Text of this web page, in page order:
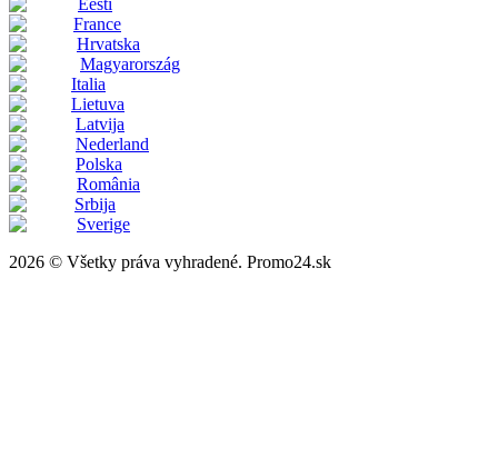
France
Hrvatska
Magyarország
Italia
Lietuva
Latvija
Nederland
Polska
România
Srbija
Sverige
2026 © Všetky práva vyhradené. Promo24.sk